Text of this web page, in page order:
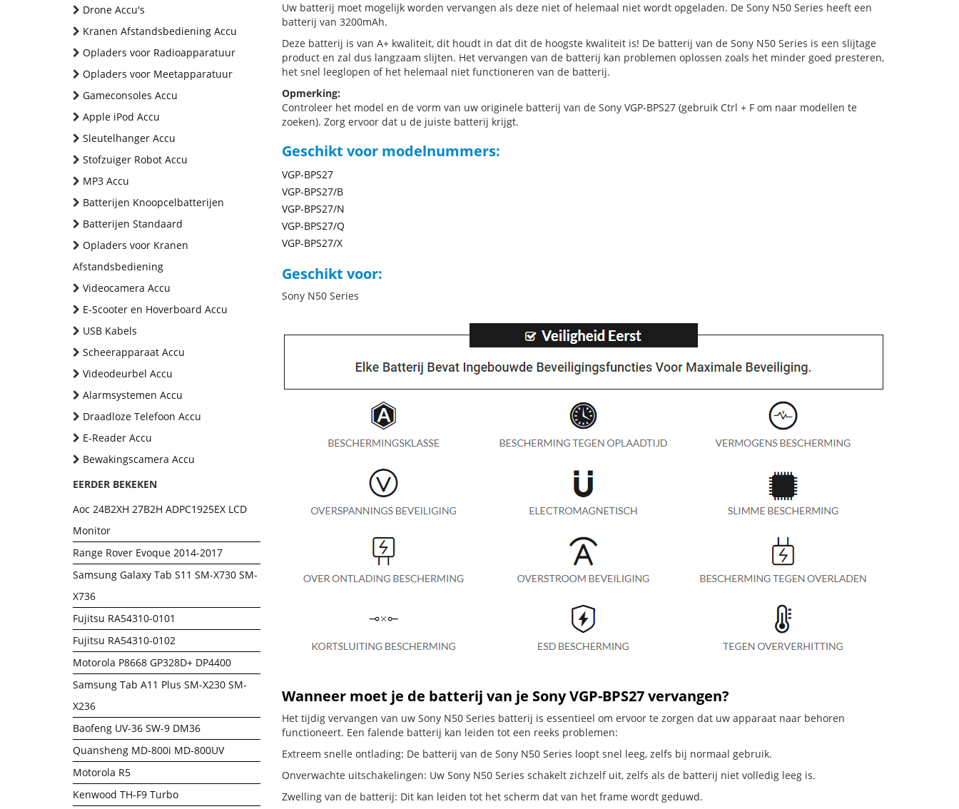
Drone Accu's
Kranen Afstandsbediening Accu
Opladers voor Radioapparatuur
Opladers voor Meetapparatuur
Gameconsoles Accu
Apple iPod Accu
Sleutelhanger Accu
Stofzuiger Robot Accu
MP3 Accu
Batterijen Knoopcelbatterijen
Batterijen Standaard
Opladers voor Kranen
Afstandsbediening
Videocamera Accu
E-Scooter en Hoverboard Accu
USB Kabels
Scheerapparaat Accu
Videodeurbel Accu
Alarmsystemen Accu
Draadloze Telefoon Accu
E-Reader Accu
Bewakingscamera Accu
EERDER BEKEKEN
Aoc 24B2XH 27B2H ADPC1925EX LCD
Monitor
Range Rover Evoque 2014-2017
Samsung Galaxy Tab S11 SM-X730 SM-
X736
Fujitsu RA54310-0101
Fujitsu RA54310-0102
Motorola P8668 GP328D+ DP4400
Samsung Tab A11 Plus SM-X230 SM-
X236
Baofeng UV-36 SW-9 DM36
Quansheng MD-800i MD-800UV
Motorola R5
Kenwood TH-F9 Turbo
Uw batterij moet mogelijk worden vervangen als deze niet of helemaal niet wordt opgeladen. De Sony N50 Series heeft een
batterij van 3200mAh.
Deze batterij is van A+ kwaliteit, dit houdt in dat dit de hoogste kwaliteit is! De batterij van de Sony N50 Series is een slijtage
product en zal dus langzaam slijten. Het vervangen van de batterij kan problemen oplossen zoals het minder goed presteren,
het snel leeglopen of het helemaal niet functioneren van de batterij.
Opmerking:
Controleer het model en de vorm van uw originele batterij van de Sony VGP-BPS27 (gebruik Ctrl + F om naar modellen te
zoeken). Zorg ervoor dat u de juiste batterij krijgt.
Geschikt voor modelnummers:
VGP-BPS27
VGP-BPS27/B
VGP-BPS27/N
VGP-BPS27/Q
VGP-BPS27/X
Geschikt voor:
Sony N50 Series
Wanneer moet je de batterij van je Sony VGP-BPS27 vervangen?
Het tijdig vervangen van uw Sony N50 Series batterij is essentieel om ervoor te zorgen dat uw apparaat naar behoren
functioneert. Een falende batterij kan leiden tot een reeks problemen:
Extreem snelle ontlading: De batterij van de Sony N50 Series loopt snel leeg, zelfs bij normaal gebruik.
Onverwachte uitschakelingen: Uw Sony N50 Series schakelt zichzelf uit, zelfs als de batterij niet volledig leeg is.
Zwelling van de batterij: Dit kan leiden tot het scherm dat van het frame wordt geduwd.